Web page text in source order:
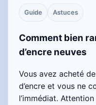
Guide Astuces
Comment bien
d’encre neuves
Vous avez acheté
d’encre et vous ne
l’immédiat.